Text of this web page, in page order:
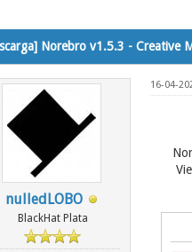
Norebro v1.5.3 - Creative
nulledLOBO
BlackHat Plata
16-04-